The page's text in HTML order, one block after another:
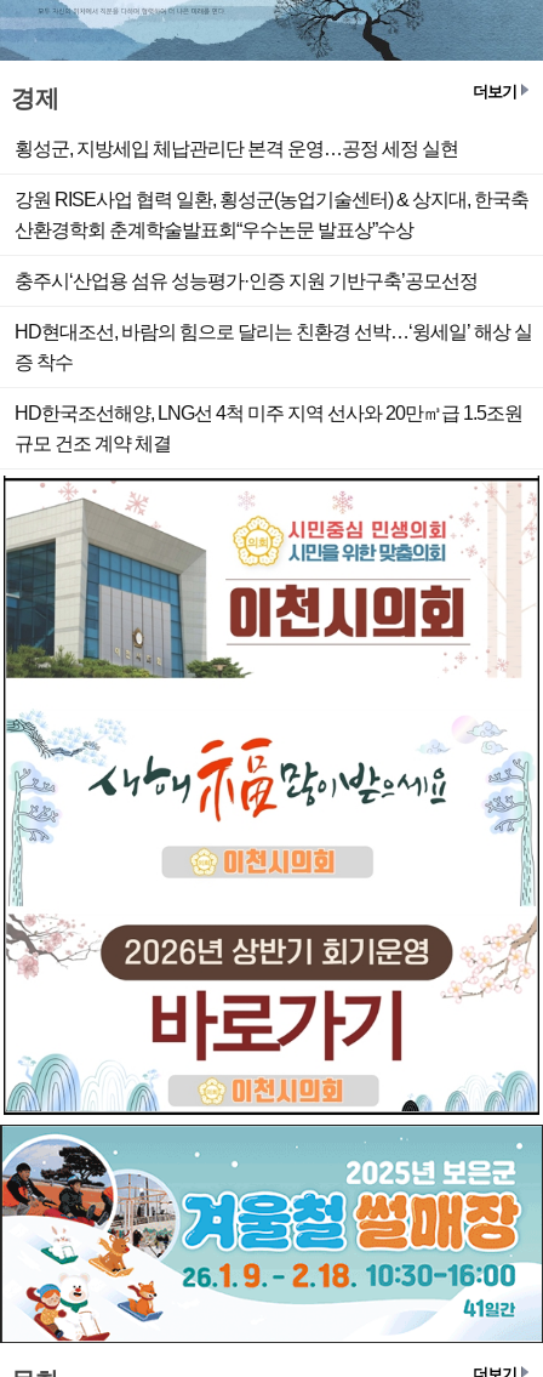
경제 더보기
횡성군, 지방세입 체납관리단 본격 운영…공정 세정 실현
강원 RISE사업 협력 일환, 횡성군(농업기술센터) & 상지대, 한국축
산환경학회 춘계학술발표회“우수논문 발표상”수상
충주시‘산업용 섬유 성능평가·인증 지원 기반구축’공모선정
HD현대조선, 바람의 힘으로 달리는 친환경 선박…‘윙세일’ 해상 실
증 착수
HD한국조선해양, LNG선 4척 미주 지역 선사와 20만㎥급 1.5조원
규모 건조 계약 체결